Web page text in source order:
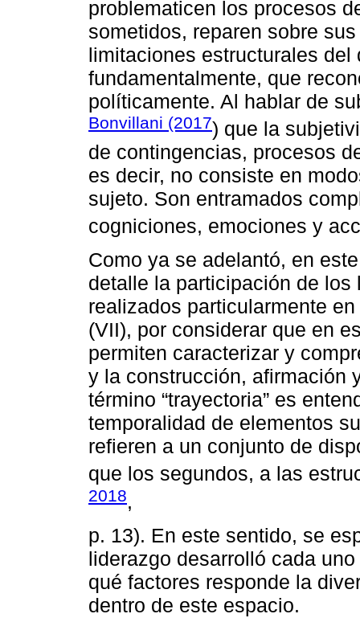
problematicen los procesos
sometidos, reparen sobre
limitaciones estructurales del
fundamentalmente, que
políticamente. Al hablar de
Bonvillani (2017) que la
de contingencias, procesos
es decir, no consiste en
sujeto. Son entramados
cogniciones, emociones y
Como ya se adelantó, en
detalle la participación de
realizados particularmente
(VII), por considerar que en
permiten caracterizar y
y la construcción, afirmación
término “trayectoria” es
temporalidad de elementos
refieren a un conjunto de
que los segundos, a las
2018,
p. 13). En este sentido, se
liderazgo desarrolló cada
qué factores responde la
dentro de este espacio.